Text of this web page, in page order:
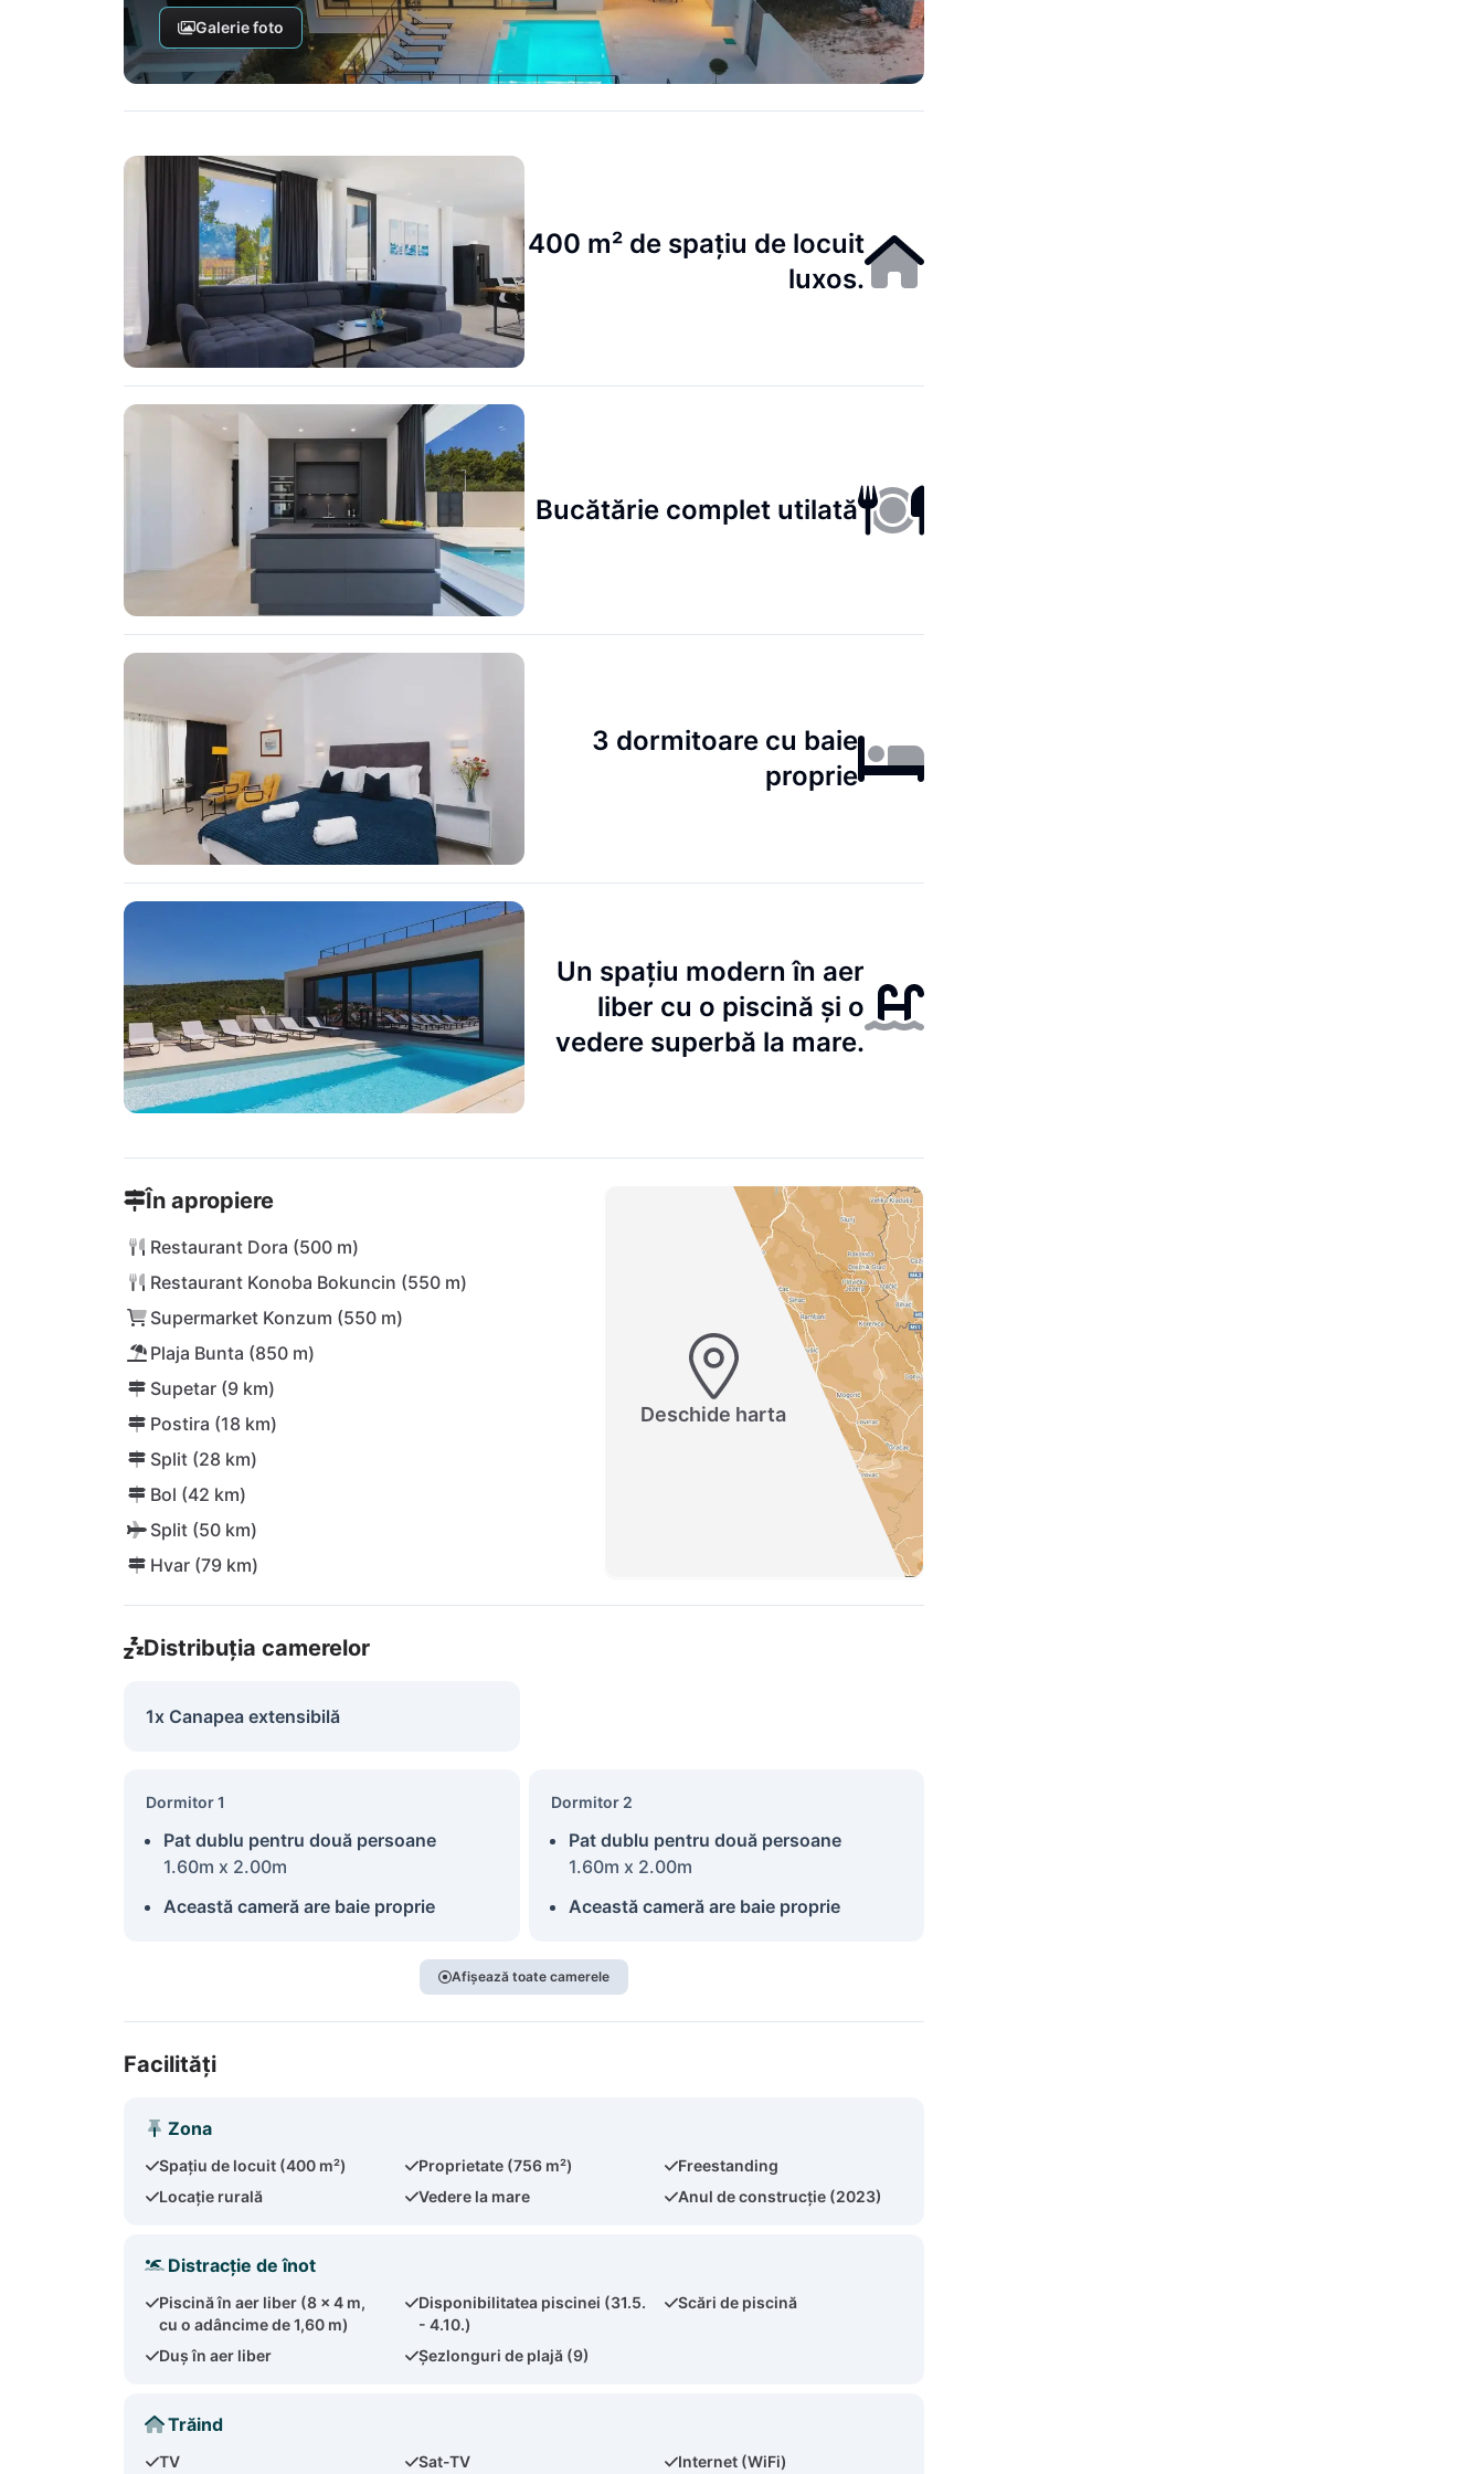
Galerie foto
400 m² de spațiu de locuit
luxos.
Bucătărie complet utilată
3 dormitoare cu baie
proprie
Un spațiu modern în aer
liber cu o piscină și o
vedere superbă la mare.
În apropiere
Restaurant Dora (500 m)
Restaurant Konoba Bokuncin (550 m)
Supermarket Konzum (550 m)
Plaja Bunta (850 m)
Supetar (9 km)
Postira (18 km)
Split (28 km)
Bol (42 km)
Split (50 km)
Hvar (79 km)
Deschide harta
Distribuția camerelor
1x Canapea extensibilă
Dormitor 1
Pat dublu pentru două persoane
1.60m x 2.00m
Această cameră are baie proprie
Dormitor 2
Pat dublu pentru două persoane
1.60m x 2.00m
Această cameră are baie proprie
Afișează toate camerele
Facilități
Zona
Spațiu de locuit (400 m²) Proprietate (756 m²)
Freestanding
Locație rurală
Vedere la mare Anul de construcție (2023)
Distracție de înot
Piscină în aer liber (8 x 4 m,
cu o adâncime de 1,60 m)
Disponibilitatea piscinei (31.5.
- 4.10.)
Scări de piscină
Duș în aer liber Șezlonguri de plajă (9)
Trăind
TV Sat-TV Internet (WiFi)